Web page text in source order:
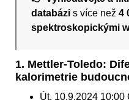
databázi s více než4
spektroskopickými
1. Mettler-Toledo:
kalorimetrie
Út, 10.9.2024 10:00